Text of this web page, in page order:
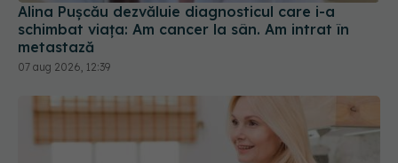
Alina Pușcău dezvăluie diagnosticul care i-a
schimbat viața: Am cancer la sân. Am intrat în
metastază
07 aug 2026, 12:39